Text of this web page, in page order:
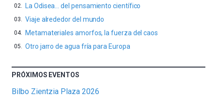
La Odisea… del pensamiento científico
Viaje alrededor del mundo
Metamateriales amorfos, la fuerza del caos
Otro jarro de agua fría para Europa
PRÓXIMOS EVENTOS
Bilbo Zientzia Plaza 2026